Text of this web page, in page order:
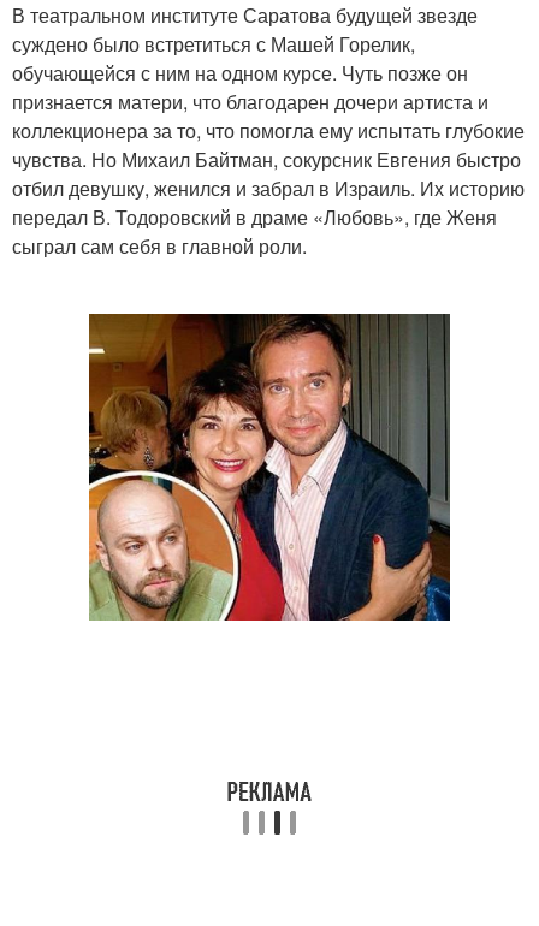
В театральном институте Саратова будущей звезде
суждено было встретиться с Машей Горелик,
обучающейся с ним на одном курсе. Чуть позже он
признается матери, что благодарен дочери артиста и
коллекционера за то, что помогла ему испытать глубокие
чувства. Но Михаил Байтман, сокурсник Евгения быстро
отбил девушку, женился и забрал в Израиль. Их историю
передал В. Тодоровский в драме «Любовь», где Женя
сыграл сам себя в главной роли.